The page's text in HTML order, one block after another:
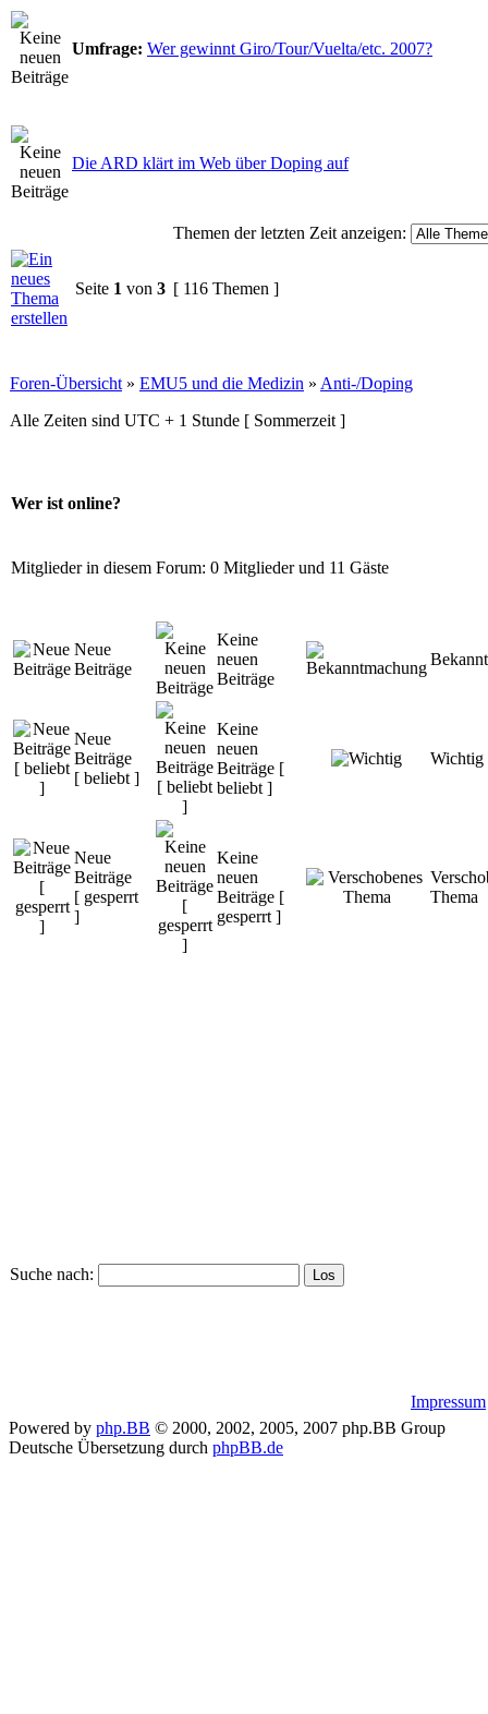
Umfrage: Wer gewinnt Giro/Tour/Vuelta/etc. 2007?
Die ARD klärt im Web über Doping auf
Themen der letzten Zeit anzeigen:
Seite 1 von 3 [ 116 Themen ]
Foren-Übersicht » EMU5 und die Medizin » Anti-/Doping
Alle Zeiten sind UTC + 1 Stunde [ Sommerzeit ]
Wer ist online?
Mitglieder in diesem Forum: 0 Mitglieder und 11 Gäste
Neue
Beiträge
Keine
neuen
Beiträge
Neue
Beiträge
[ beliebt ]
Keine
neuen
Beiträge [
beliebt ]
Wichtig
Neue
Beiträge
[ gesperrt
]
Keine
neuen
Beiträge [
gesperrt ]
Thema
Suche nach:
Impressum
Powered by php.BB © 2000, 2002, 2005, 2007 php.BB Group
Deutsche Übersetzung durch phpBB.de